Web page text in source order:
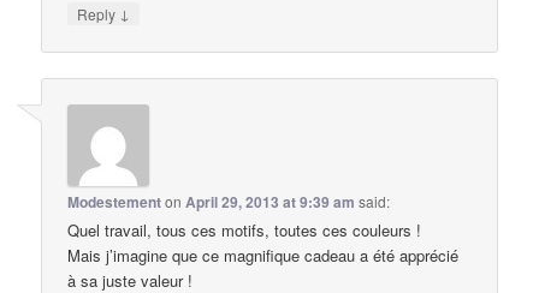
Reply ↓
Modestementon April 29, 2013 at 9:39 am said:
Quel travail, tous ces motifs, toutes ces couleurs !
Mais j’imagine que ce magnifique cadeau a été apprécié
à sa juste valeur !